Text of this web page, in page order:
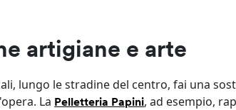
artigiane e arte
lungo le stradine del centro, fai una
La Pelletteria Papini, ad esempio,